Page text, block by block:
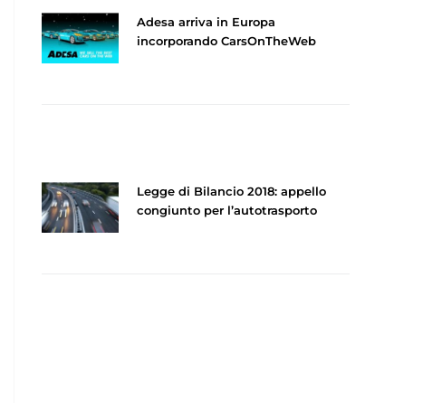
Adesa arriva in Europa
incorporando CarsOnTheWeb
Legge di Bilancio 2018: appello
congiunto per l’autotrasporto